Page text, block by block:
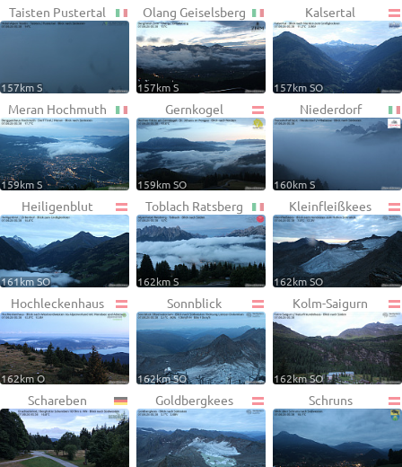
Taisten Pustertal
157km S
Olang Geiselsberg
157km S
Kalsertal
157km SO
Meran Hochmuth
159km S
Gernkogel
159km SO
Niederdorf
160km S
Heiligenblut
161km SO
Toblach Ratsberg
162km S
Kleinfleißkees
162km SO
Hochleckenhaus
162km O
Sonnblick
162km SO
Kolm-Saigurn
162km SO
Schareben Goldbergkees Schruns